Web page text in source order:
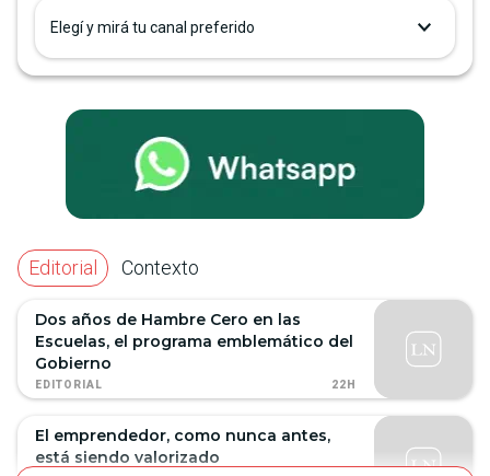
Elegí y mirá tu canal preferido
Editorial Contexto
Dos años de Hambre Cero en las
Escuelas, el programa emblemático del
Gobierno
EDITORIAL 22H
El emprendedor, como nunca antes,
está siendo valorizado